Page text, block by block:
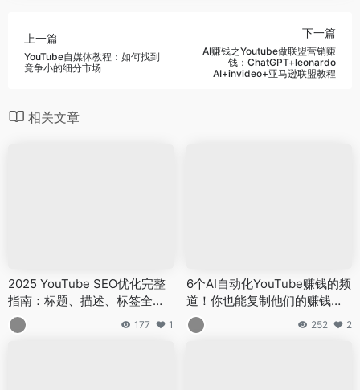
上一篇
YouTube自媒体教程：如何找到
竟争小的细分市场
下一篇
AI赚钱之Youtube做联盟营销赚
钱：ChatGPT+leonardo
AI+invideo+亚马逊联盟教程
相关文章
2025 YouTube SEO优化完整
指南：标题、描述、标签全解
析
177 1
6个AI自动化YouTube赚钱的频
道！你也能复制他们的赚钱模
式！
252 2